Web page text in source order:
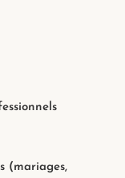
(mariages,